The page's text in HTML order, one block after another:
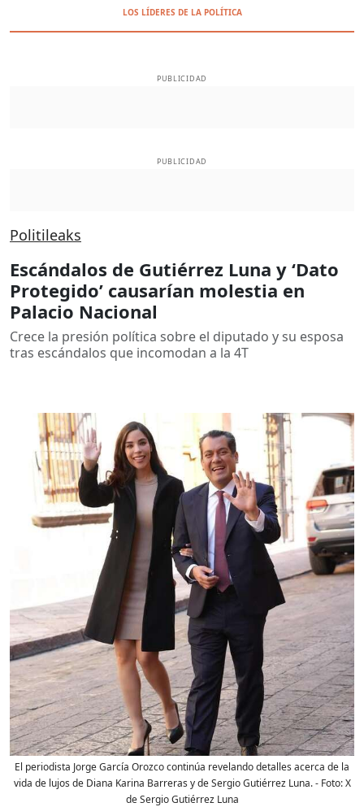
LOS LÍDERES DE LA POLÍTICA
PUBLICIDAD
PUBLICIDAD
Politileaks
Escándalos de Gutiérrez Luna y ‘Dato
Protegido’ causarían molestia en
Palacio Nacional
Crece la presión política sobre el diputado y su esposa
tras escándalos que incomodan a la 4T
El periodista Jorge García Orozco continúa revelando detalles acerca de la
vida de lujos de Diana Karina Barreras y de Sergio Gutiérrez Luna.- Foto:X
de Sergio Gutiérrez Luna